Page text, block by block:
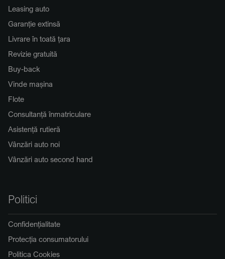
Leasing auto
Garanție extinsă
Livrare în toată țara
Revizie gratuită
Buy-back
Vinde mașina
Flote
Consultanță înmatriculare
Asistență rutieră
Vânzări auto noi
Vânzări auto second hand
Politici
Confidențialitate
Protecția consumatorului
Politica Cookies